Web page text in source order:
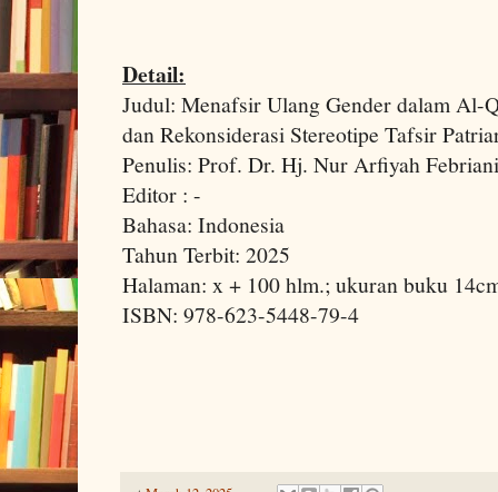
Detail:
Judul: Menafsir Ulang Gender dalam Al-
dan Rekonsiderasi Stereotipe Tafsir
Penulis: Prof. Dr. Hj. Nur Arfiyah
Editor : -
Bahasa: Indonesia
Tahun Terbit: 2025
Halaman: x + 100 hlm.; ukuran buku
ISBN: 978-623-5448-79-4